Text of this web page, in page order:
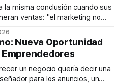
la misma conclusión cuando sus
ventas: "el marketing no
en otro lugar. Durante
SER PRO, el especialista en
Nueva Oportunidad
Emprendedores
un negocio quería decir una
para los anuncios, un